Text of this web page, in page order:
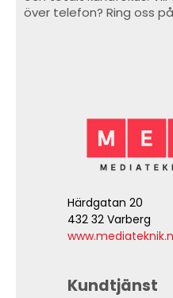
över telefon? Ring oss på
Härdgatan 20
432 32 Varberg
Kundtjänst